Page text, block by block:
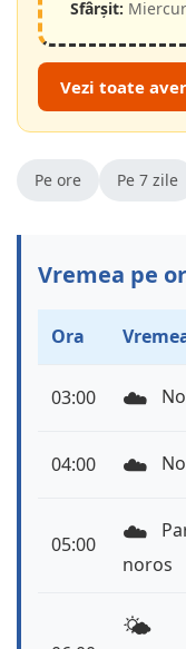
Sfârșit:
Vezi toate
Pe ore Pe 7 zile
Vremea pe
Ora
03:00 ☁️
04:00 ☁️
05:00 ☁️
noros
🌤️